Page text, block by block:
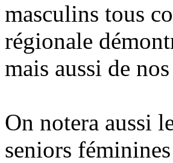
masculins tous
régionale
mais aussi de
On notera aussi
seniors